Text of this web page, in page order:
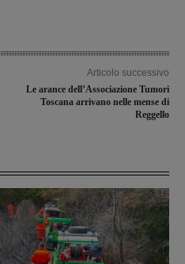
Articolo successivo
Le arance dell’Associazione Tumori
Toscana arrivano nelle mense di
Reggello